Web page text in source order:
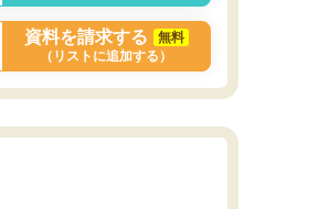
資料を請求する
無料
（リストに追加する）